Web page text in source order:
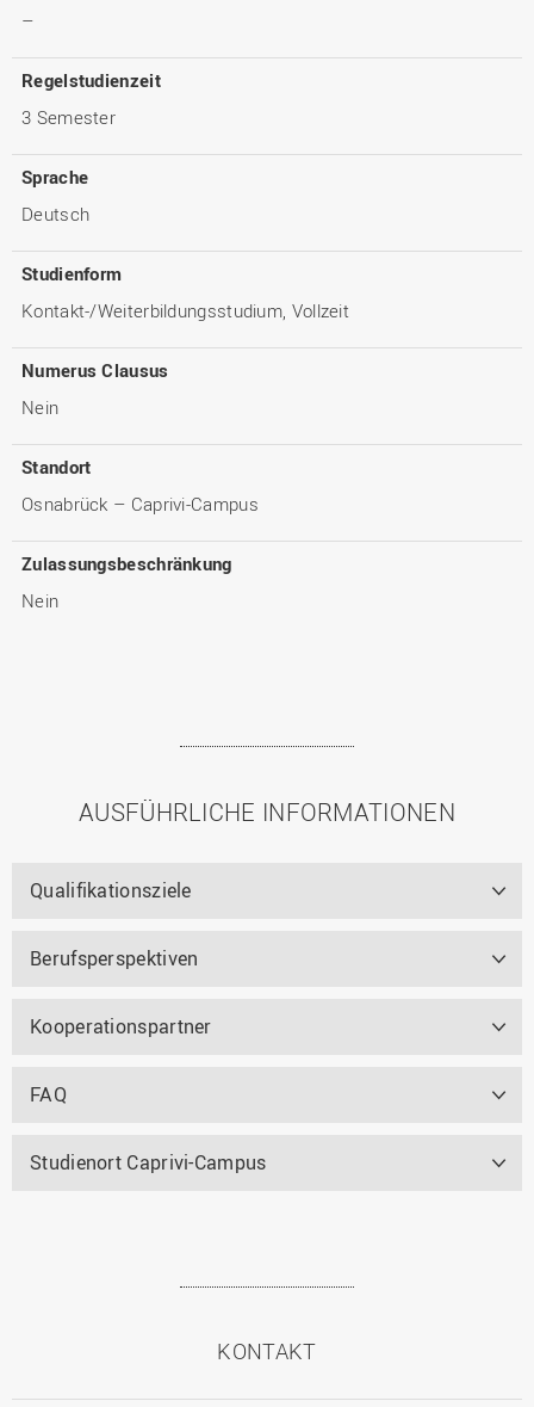
–
Regelstudienzeit
3 Semester
Sprache
Deutsch
Studienform
Kontakt-/Weiterbildungsstudium, Vollzeit
Numerus Clausus
Nein
Standort
Osnabrück – Caprivi-Campus
Zulassungsbeschränkung
Nein
AUSFÜHRLICHE INFORMATIONEN
Qualifikationsziele
Berufsperspektiven
Kooperationspartner
FAQ
Studienort Caprivi-Campus
KONTAKT